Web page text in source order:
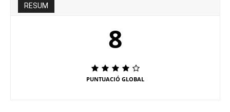
RESUM
8
PUNTUACIÓ GLOBAL